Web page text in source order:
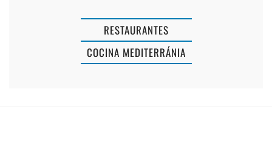
RESTAURANTES
COCINA MEDITERRÁNIA